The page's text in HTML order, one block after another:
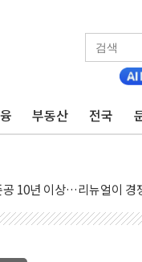
부동산 전국
체 두 종목에 코스피 '휘
단거리 탄도미사일 발사
10년 이상…리뉴얼이 경
' 유병호 구속적부심 기각